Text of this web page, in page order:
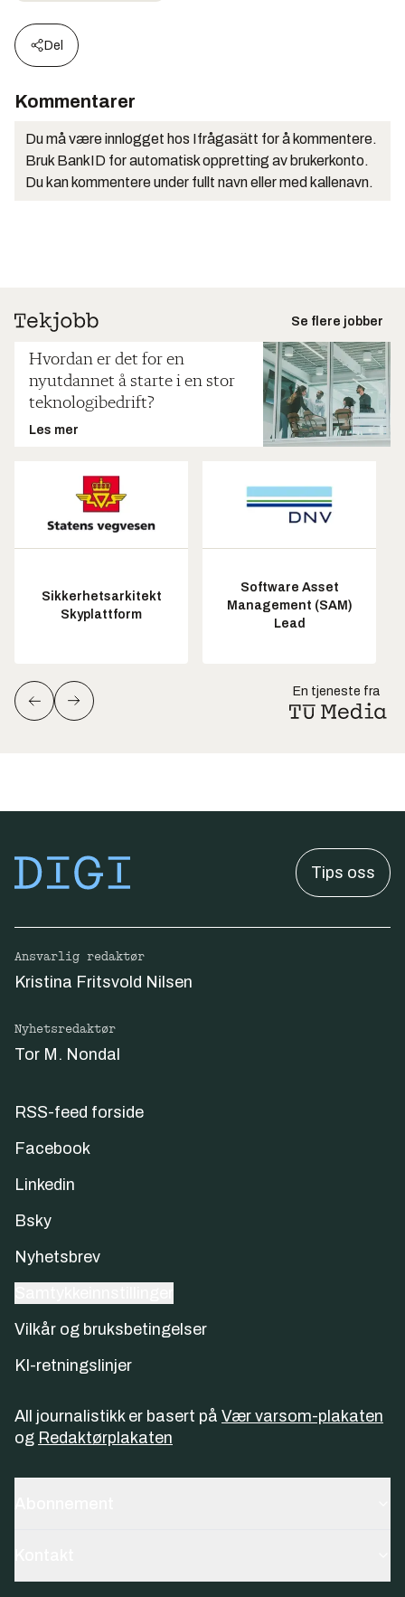
Del
Kommentarer
Du må være innlogget hos Ifrågasätt for å kommentere.
Bruk BankID for automatisk oppretting av brukerkonto.
Du kan kommentere under fullt navn eller med kallenavn.
Se flere jobber
Hvordan er det for en
nyutdannet å starte i en stor
teknologibedrift?
Les mer
Sikkerhetsarkitekt
Skyplattform
Software Asset
Management (SAM)
Lead
En tjeneste fra
Tips oss
Ansvarlig redaktør
Kristina Fritsvold Nilsen
Nyhetsredaktør
Tor M. Nondal
RSS-feed forside
Facebook
Linkedin
Bsky
Nyhetsbrev
Vilkår og bruksbetingelser
KI-retningslinjer
All journalistikk er basert på Vær varsom-plakaten
og Redaktørplakaten